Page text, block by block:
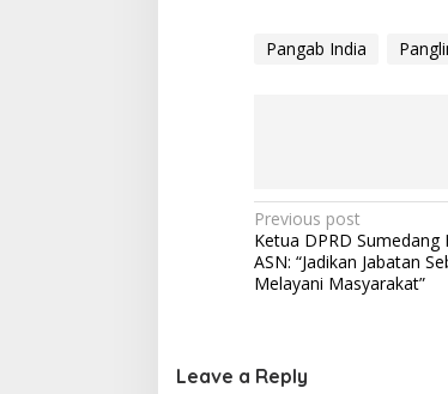
Pangab India
Post
navigation
Previous post
Ketua DPRD Sumedang
ASN: “Jadikan Jabatan
Melayani Masyarakat”
Leave a Reply